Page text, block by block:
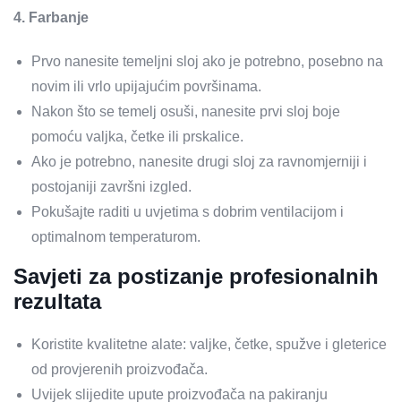
4. Farbanje
Prvo nanesite temeljni sloj ako je potrebno, posebno na
novim ili vrlo upijajućim površinama.
Nakon što se temelj osuši, nanesite prvi sloj boje
pomoću valjka, četke ili prskalice.
Ako je potrebno, nanesite drugi sloj za ravnomjerniji i
postojaniji završni izgled.
Pokušajte raditi u uvjetima s dobrim ventilacijom i
optimalnom temperaturom.
Savjeti za postizanje profesionalnih
rezultata
Koristite kvalitetne alate: valjke, četke, spužve i gleterice
od provjerenih proizvođača.
Uvijek slijedite upute proizvođača na pakiranju